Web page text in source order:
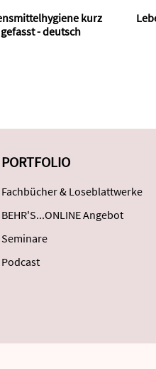
kurz
gefasst - deutsch
PORTFOLIO
Fachbücher & Loseblattwerke
BEHR'S...ONLINE Angebot
Seminare
Podcast